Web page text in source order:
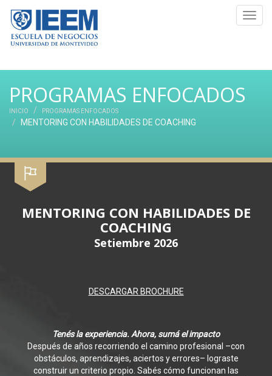
PROGRAMAS ENFOCADOS
INICIO PROGRAMAS ENFOCADOS
MENTORING CON HABILIDADES DE COACHING
MENTORING CON HABILIDADES DE
COACHING
Setiembre 2026
DESCARGAR BROCHURE
Tenés la experiencia. Ahora, sumá el impacto
Después de años recorriendo el camino profesional –con
obstáculos, aprendizajes, aciertos y errores– lograste
construir un criterio propio. Sabés cómo funcionan las